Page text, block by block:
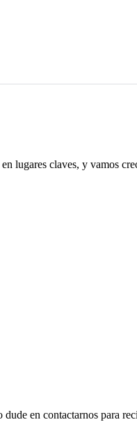
lugares claves, y vamos
en contactarnos para